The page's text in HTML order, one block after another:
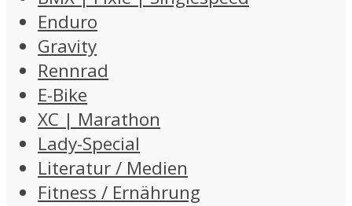
Enduro
Gravity
Rennrad
E-Bike
XC | Marathon
Lady-Special
Literatur / Medien
Fitness / Ernährung